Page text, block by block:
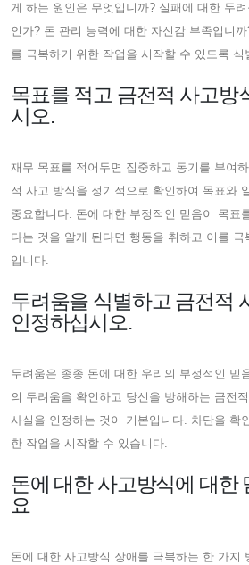
게 하는 원인은 무엇입니까? 실패에 대한 두
인가? 돈 관리 능력에 대한 자신감 부족입니
를 극복하기 위한 작업을 시작할 수 있도록 식
목표를 적고 금전적 사고방
시오.
재무 목표를 적어두면 집중하고 동기를 부여
적 사고 방식을 정기적으로 확인하여 목표와
중요합니다. 돈에 대한 부정적인 믿음이 목표
다는 것을 알게 된다면 행동을 취하고 이를
입니다.
두려움을 식별하고 금전적
인정하십시오.
두려움은 종종 돈에 대한 우리의 부정적인 믿
의 두려움을 확인하고 당신을 방해하는 금전
사실을 인정하는 것이 기본입니다. 차단을 확
한 작업을 시작할 수 있습니다.
돈에 대한 사고방식에 대한
요
돈에 대한 사고방식 장애를 극복하는 한 가지